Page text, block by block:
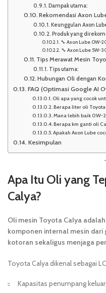
Dampak utama:
Rekomendasi Axon
Keunggulan Axon
Produk yang
🔧 Axon Lube 0W-
🔧 Axon Lube 5W-
Tips Merawat Mesin
Tips utama:
Hubungan Oli dengan
FAQ (Optimasi Google AI
Oli apa yang cocok
Berapa liter oli
Mana lebih baik 0W-
Berapa km ganti oli
Apakah Axon Lube
Kesimpulan
Apa Itu Oli yang
Calya?
Oli mesin Toyota Calya
komponen internal mesin dari
kotoran sekaligus menjaga
Toyota Calya dikenal sebagai
Kapasitas penumpang